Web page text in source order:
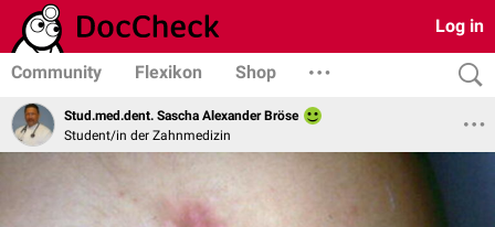
Log in
Community Flexikon Shop
Stud.med.dent. Sascha Alexander Bröse
Student/in der Zahnmedizin